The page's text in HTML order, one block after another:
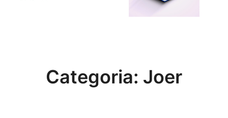
Categoria: Joer